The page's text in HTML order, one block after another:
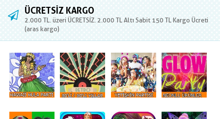
ÜCRETSIZ KARGO
2.000 TL. üzeri ÜCRETSİZ. 2.000 TL Altı Sabit 150 TL Kargo Ücreti
(aras kargo)